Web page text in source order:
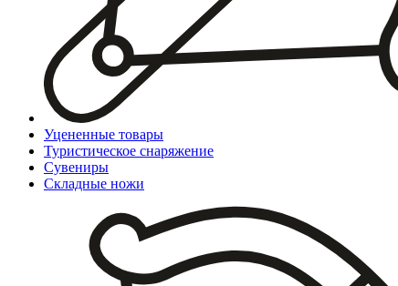
Уцененные товары
Туристическое снаряжение
Сувениры
Складные ножи